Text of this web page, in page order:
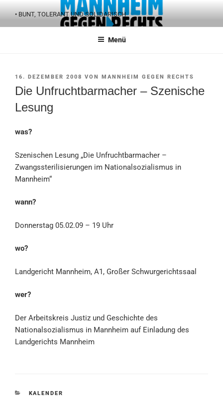
Inhalt
springen
• BUNT, TOLERANT UND SOLIDARISCH
Menü
VERÖFFENTLICHT
16. DEZEMBER 2008 VON MANNHEIM GEGEN RECHTS
Die Unfruchtbarmacher – Szenische
Lesung
was?
Szenischen Lesung „Die Unfruchtbarmacher –
Zwangssterilisierungen im Nationalsozialismus in
Mannheim“
wann?
Donnerstag 05.02.09 – 19 Uhr
wo?
Landgericht Mannheim, A1, Großer Schwurgerichtssaal
wer?
Der Arbeitskreis Justiz und Geschichte des
Nationalsozialismus in Mannheim auf Einladung des
Landgerichts Mannheim
KATEGORIEN
KALENDER